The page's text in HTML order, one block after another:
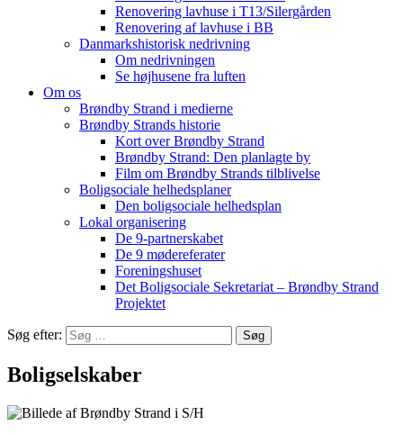
Renovering lavhuse i T13/Silergården
Renovering af lavhuse i BB
Danmarkshistorisk nedrivning
Om nedrivningen
Se højhusene fra luften
Om os
Brøndby Strand i medierne
Brøndby Strands historie
Kort over Brøndby Strand
Brøndby Strand: Den planlagte by
Film om Brøndby Strands tilblivelse
Boligsociale helhedsplaner
Den boligsociale helhedsplan
Lokal organisering
De 9-partnerskabet
De 9 mødereferater
Foreningshuset
Det Boligsociale Sekretariat – Brøndby Strand
Projektet
Søg efter:
Boligselskaber